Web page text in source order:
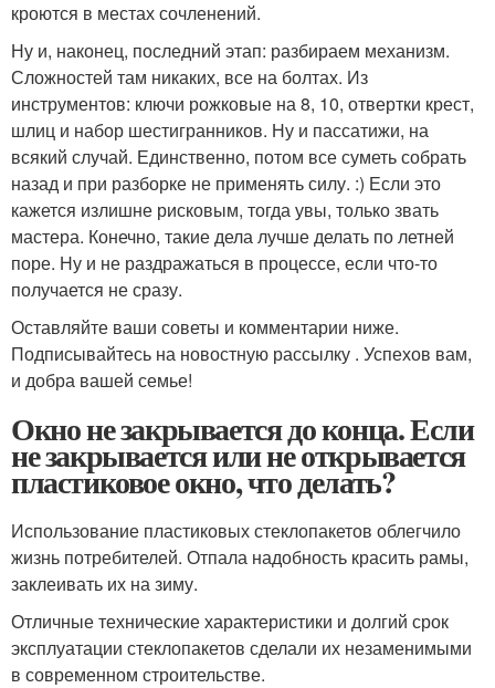
кроются в местах сочленений.
Ну и, наконец, последний этап: разбираем механизм.
Сложностей там никаких, все на болтах. Из
инструментов: ключи рожковые на 8, 10, отвертки крест,
шлиц и набор шестигранников. Ну и пассатижи, на
всякий случай. Единственно, потом все суметь собрать
назад и при разборке не применять силу. :) Если это
кажется излишне рисковым, тогда увы, только звать
мастера. Конечно, такие дела лучше делать по летней
поре. Ну и не раздражаться в процессе, если что-то
получается не сразу.
Оставляйте ваши советы и комментарии ниже.
Подписывайтесь на новостную рассылку . Успехов вам,
и добра вашей семье!
Окно не закрывается до конца. Если
не закрывается или не открывается
пластиковое окно, что делать?
Использование пластиковых стеклопакетов облегчило
жизнь потребителей. Отпала надобность красить рамы,
заклеивать их на зиму.
Отличные технические характеристики и долгий срок
эксплуатации стеклопакетов сделали их незаменимыми
в современном строительстве.